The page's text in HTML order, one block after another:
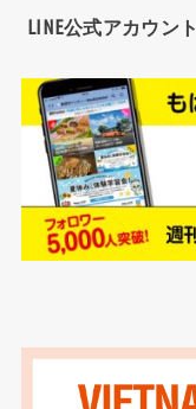
LINE公式アカウント